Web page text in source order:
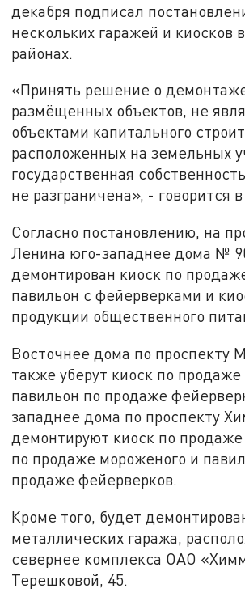
декабря подписал
нескольких гаражей и киосков
районах.
«Принять решение о
размёщенных объектов, не
объектами капитального
расположенных на земельных
государственная
не разграничена», - говорится
Согласно постановлению, на
Ленина юго-западнее дома №
демонтирован киоск по
павильон с фейерверками и
продукции общественного
Восточнее дома по проспекту
также уберут киоск по
павильон по продаже
западнее дома по проспекту
демонтируют киоск по
по продаже мороженого и
продаже фейерверков.
Кроме того, будет
металлических гаража,
севернее комплекса ОАО
Терешковой, 45.